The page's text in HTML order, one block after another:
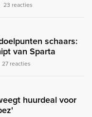
23 reacties
schaars:
van Sparta
27 reacties
huurdeal voor